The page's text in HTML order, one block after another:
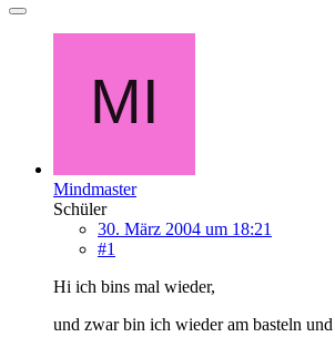
Mindmaster
Schüler
30. März 2004 um 18:21
#1
Hi ich bins mal wieder,
und zwar bin ich wieder am basteln